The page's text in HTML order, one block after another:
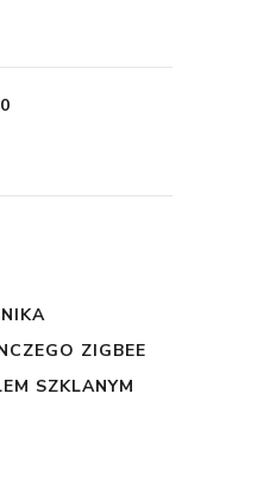
ZIGBEE
SZKLANYM